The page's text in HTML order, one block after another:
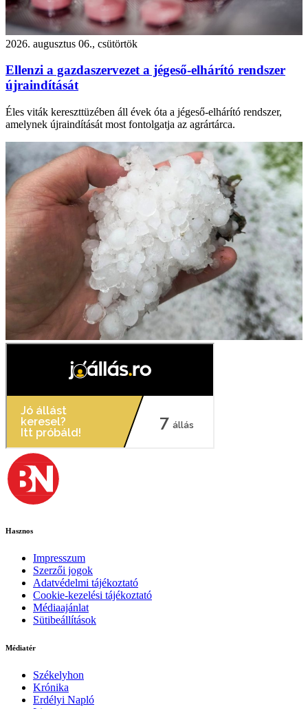
2026. augusztus 06., csütörtök
Ellenzi a gazdaszervezet a jégeső-elhárító rendszer
újraindítását
Éles viták kereszttüzében áll évek óta a jégeső-elhárító rendszer,
amelynek újraindítását most fontolgatja az agrártárca.
Hasznos
Impresszum
Szerzői jogok
Adatvédelmi tájékoztató
Cookie-kezelési tájékoztató
Médiaajánlat
Sütibeállítások
Médiatér
Székelyhon
Krónika
Erdélyi Napló